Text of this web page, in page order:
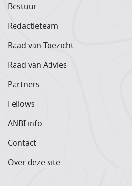
Bestuur
Redactieteam
Raad van Toezicht
Raad van Advies
Partners
Fellows
ANBI info
Contact
Over deze site